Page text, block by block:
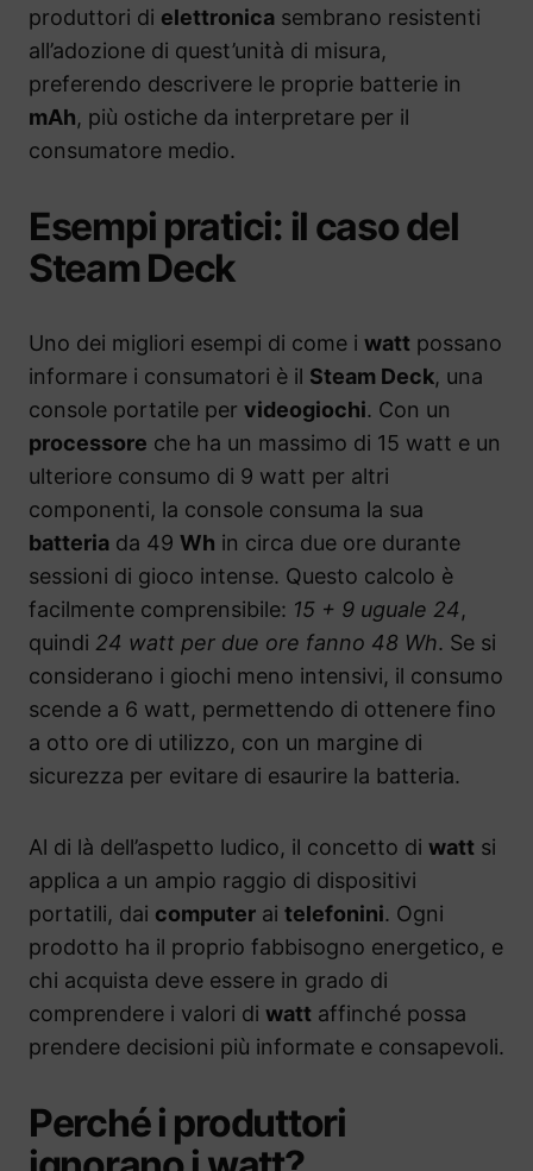
produttori di elettronica sembrano resistenti
all’adozione di quest’unità di misura,
preferendo descrivere le proprie batterie in
mAh, più ostiche da interpretare per il
consumatore medio.
Esempi pratici: il caso del
Steam Deck
Uno dei migliori esempi di come i watt possano
informare i consumatori è il Steam Deck, una
console portatile per videogiochi. Con un
processore che ha un massimo di 15 watt e un
ulteriore consumo di 9 watt per altri
componenti, la console consuma la sua
batteria da 49 Wh in circa due ore durante
sessioni di gioco intense. Questo calcolo è
facilmente comprensibile: 15 + 9 uguale 24,
quindi 24 watt per due ore fanno 48 Wh. Se si
considerano i giochi meno intensivi, il consumo
scende a 6 watt, permettendo di ottenere fino
a otto ore di utilizzo, con un margine di
sicurezza per evitare di esaurire la batteria.
Al di là dell’aspetto ludico, il concetto di watt si
applica a un ampio raggio di dispositivi
portatili, dai computer ai telefonini. Ogni
prodotto ha il proprio fabbisogno energetico, e
chi acquista deve essere in grado di
comprendere i valori di watt affinché possa
prendere decisioni più informate e consapevoli.
Perché i produttori